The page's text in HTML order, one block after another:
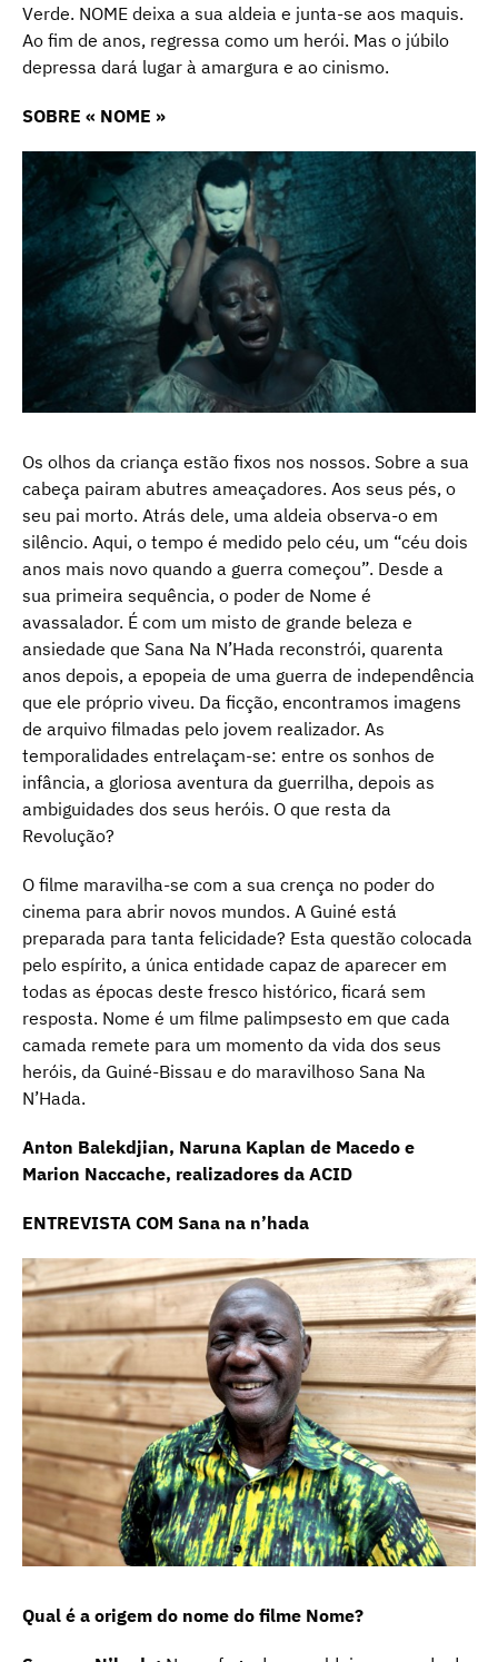
Verde. NOME deixa a sua aldeia e junta-se aos maquis.
Ao fim de anos, regressa como um herói. Mas o júbilo
depressa dará lugar à amargura e ao cinismo.
SOBRE « NOME »
Os olhos da criança estão fixos nos nossos. Sobre a sua
cabeça pairam abutres ameaçadores. Aos seus pés, o
seu pai morto. Atrás dele, uma aldeia observa-o em
silêncio. Aqui, o tempo é medido pelo céu, um “céu dois
anos mais novo quando a guerra começou”. Desde a
sua primeira sequência, o poder de Nome é
avassalador. É com um misto de grande beleza e
ansiedade que Sana Na N’Hada reconstrói, quarenta
anos depois, a epopeia de uma guerra de independência
que ele próprio viveu. Da ficção, encontramos imagens
de arquivo filmadas pelo jovem realizador. As
temporalidades entrelaçam-se: entre os sonhos de
infância, a gloriosa aventura da guerrilha, depois as
ambiguidades dos seus heróis. O que resta da
Revolução?
O filme maravilha-se com a sua crença no poder do
cinema para abrir novos mundos. A Guiné está
preparada para tanta felicidade? Esta questão colocada
pelo espírito, a única entidade capaz de aparecer em
todas as épocas deste fresco histórico, ficará sem
resposta. Nome é um filme palimpsesto em que cada
camada remete para um momento da vida dos seus
heróis, da Guiné-Bissau e do maravilhoso Sana Na
N’Hada.
Anton Balekdjian, Naruna Kaplan de Macedo e
Marion Naccache, realizadores da ACID
ENTREVISTA COM Sana na n’hada
Qual é a origem do nome do filme Nome?